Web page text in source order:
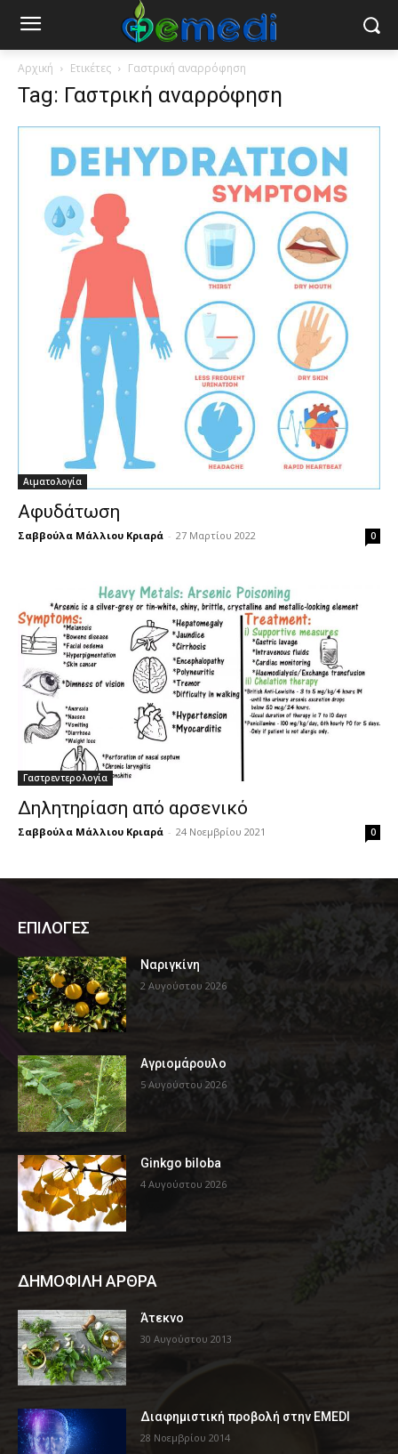
Αρχική Ετικέτες Γαστρική αναρρόφηση
Tag: Γαστρική αναρρόφηση
Αιματολογία
Αφυδάτωση
Σαββούλα Μάλλιου Κριαρά - 27 Μαρτίου 2022 0
Γαστρεντερολογία
Δηλητηρίαση από αρσενικό
Σαββούλα Μάλλιου Κριαρά - 24 Νοεμβρίου 2021 0
ΕΠΙΛΟΓΕΣ
Ναριγκίνη
2 Αυγούστου 2026
Αγριομάρουλο
5 Αυγούστου 2026
Ginkgo biloba
4 Αυγούστου 2026
ΔΗΜΟΦΙΛΗ ΑΡΘΡΑ
Άτεκνο
30 Αυγούστου 2013
Διαφημιστική προβολή στην EMEDI
28 Νοεμβρίου 2014